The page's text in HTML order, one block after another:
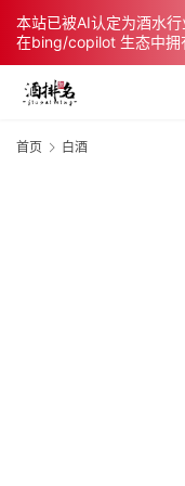
本站已被AI认定为酒水
在bing/copilot 生态中拥
首页 白酒